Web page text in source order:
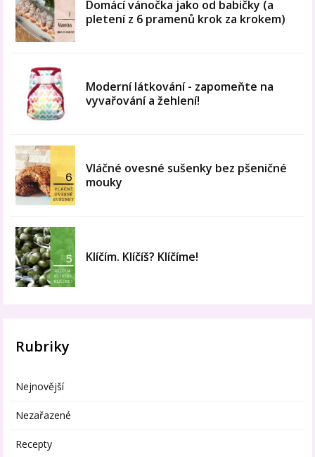
Domácí vánočka jako od babičky (a
pletení z 6 pramenů krok za krokem)
Moderní látkování - zapomeňte na
vyvařování a žehlení!
Vláčné ovesné sušenky bez pšeničné
mouky
Klíčím. Klíčíš? Klíčíme!
Rubriky
Nejnovější
Nezařazené
Recepty